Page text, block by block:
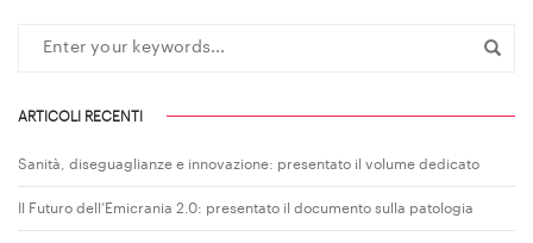
ARTICOLI RECENTI
Sanità, diseguaglianze e innovazione: presentato il volume dedicato
Il Futuro dell’Emicrania 2.0: presentato il documento sulla patologia